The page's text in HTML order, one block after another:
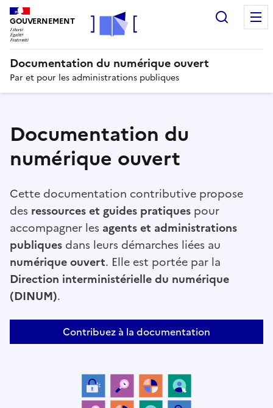
GOUVERNEMENT
Documentation du numérique ouvert
Par et pour les administrations publiques
Documentation du
numérique ouvert
Cette documentation contributive propose
des ressources et guides pratiques pour
accompagner les agents et administrations
publiques dans leurs démarches liées au
numérique ouvert. Elle est portée par la
Direction interministérielle du numérique
(DINUM).
Contribuez à la documentation